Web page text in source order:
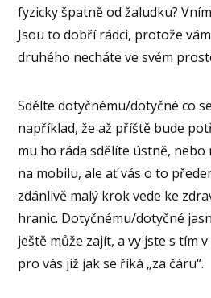
fyzicky špatně od žaludku?
Jsou to dobří rádci, protože
druhého necháte ve svém
Sdělte dotyčnému/dotyčné co
například, že až příště bude
mu ho ráda sdělíte ústně, nebo
na mobilu, ale ať vás o to
zdánlivě malý krok vede ke
hranic. Dotyčnému/dotyčné
ještě může zajít, a vy jste s tím
pro vás již jak se říká „za čáru“.